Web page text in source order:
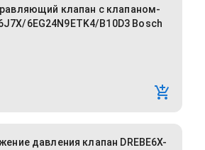
клапан с клапаном-
6EG24N9ETK4/B10D3 Bosch
давления клапан DREBE6X-